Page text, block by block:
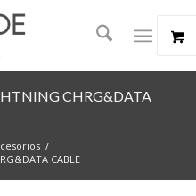
CHRG&DATA
/
CABLE